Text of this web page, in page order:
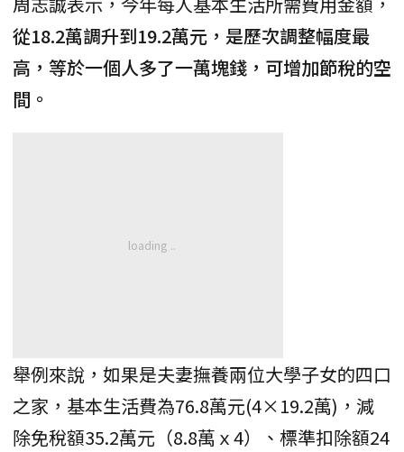
從18.2萬調升到19.2萬元，是歷次調整幅度最
高，等於一個人多了一萬塊錢，可增加節稅的空
間。
舉例來說，如果是夫妻撫養兩位大學子女的四口
之家，基本生活費為76.8萬元(4×19.2萬)，減
除免稅額35.2萬元（8.8萬ｘ4）、標準扣除額24